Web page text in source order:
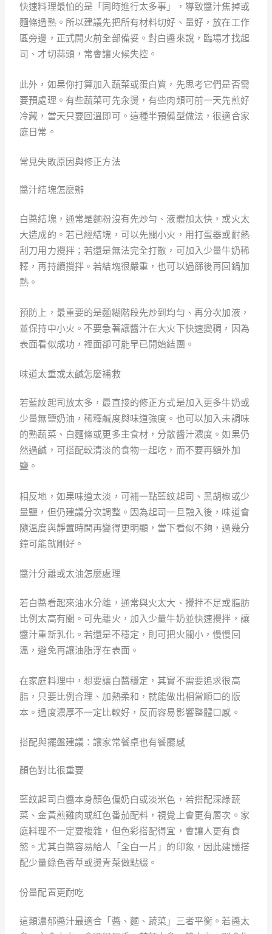
快速料理最怕的是「同時進行太多事」，導致醬汁焦掉或
麵條過熟。所以建議先把所有材料切好、量好，放在工作
區旁邊，正式開火前全部備妥。對白醬來說，臨場才找起
司、才切蒜頭，常會讓火候失控。
此外，如果你打算加入蔬菜或蛋白質，先思考它們是否需
要預處理。有些蔬菜可先汆燙，有些肉類可前一天先煎好
冷藏，當天只要回溫即可。這種半預備型做法，很適合家
庭日常。
常見失敗原因與修正方法
醬汁結塊怎麼辦
白醬結塊，通常是麵粉沒有先炒勻、液體加太快，或火太
大造成的。若已經結塊，可以先關小火，用打蛋器或耐熱
刮刀用力攪拌；若還是無法完全打散，可加入少量牛奶稀
釋，再持續攪拌。若結塊很嚴重，也可以過篩後再回鍋加
熱。
預防上，最重要的是麵糊階段先炒到均勻、再分次加液，
並保持中小火。不要急著讓醬汁在大火下快速變稠，因為
表面看似成功，裡面卻可能早已開始結團。
味道太重或太鹹怎麼補救
若藍紋起司放太多，最直接的修正方式是加入更多牛奶或
少量無鹽奶油，稀釋鹹度與味道強度。也可以加入未調味
的熟蔬菜、白麵條或更多主食材，分散醬汁濃度。如果仍
然過鹹，可搭配較清淡的食物一起吃，而不要再額外加
鹽。
相反地，如果味道太淡，可補一點藍紋起司、黑胡椒或少
量鹽，但仍建議分次調整。因為起司一旦融入後，味道會
隨溫度與靜置時間再變得更明顯，當下看似不夠，過幾分
鐘可能就剛好。
醬汁分離或太油怎麼處理
若白醬看起來油水分離，通常與火太大、攪拌不足或脂肪
比例太高有關。可先離火，加入少量牛奶並快速攪拌，讓
醬汁重新乳化。若還是不穩定，則可把火關小，慢慢回
溫，避免再讓油脂浮在表面。
在家庭料理中，想要讓白醬穩定，其實不需要追求很高
脂，只要比例合理、加熱柔和，就能做出相當順口的版
本。過度濃厚不一定比較好，反而容易影響整體口感。
搭配與擺盤建議：讓家常餐桌也有餐廳感
顏色對比很重要
藍紋起司白醬本身顏色偏奶白或淡米色，若搭配深綠蔬
菜、金黃煎雞肉或紅色番茄配料，視覺上會更有層次。家
庭料理不一定要複雜，但色彩搭配得宜，會讓人更有食
慾。尤其白醬容易給人「全白一片」的印象，因此建議搭
配少量綠色香草或燙青菜做點綴。
份量配置更耐吃
這類濃郁醬汁最適合「醬、麵、蔬菜」三者平衡。若醬太